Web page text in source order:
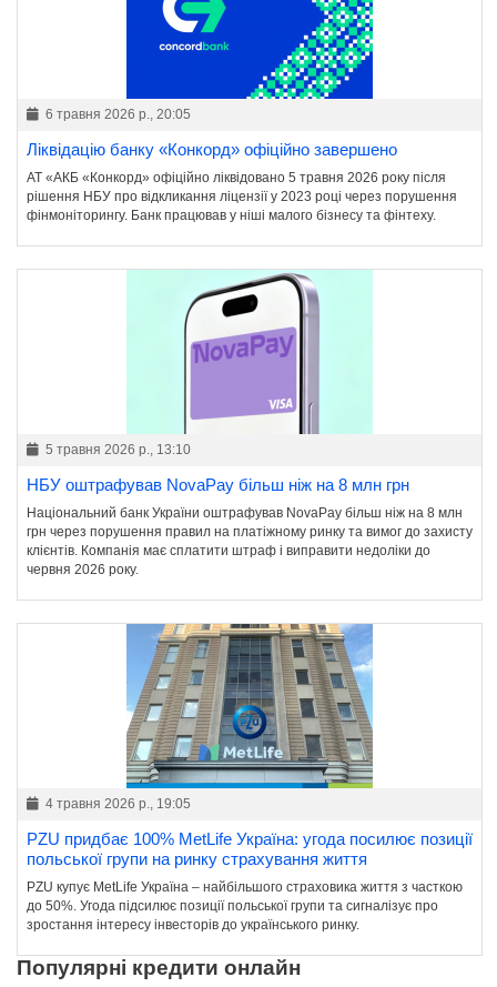
6 травня 2026 р., 20:05
Ліквідацію банку «Конкорд» офіційно завершено
АТ «АКБ «Конкорд» офіційно ліквідовано 5 травня 2026 року після
рішення НБУ про відкликання ліцензії у 2023 році через порушення
фінмоніторингу. Банк працював у ніші малого бізнесу та фінтеху.
5 травня 2026 р., 13:10
НБУ оштрафував NovaPay більш ніж на 8 млн грн
Національний банк України оштрафував NovaPay більш ніж на 8 млн
грн через порушення правил на платіжному ринку та вимог до захисту
клієнтів. Компанія має сплатити штраф і виправити недоліки до
червня 2026 року.
4 травня 2026 р., 19:05
PZU придбає 100% MetLife Україна: угода посилює позиції
польської групи на ринку страхування життя
PZU купує MetLife Україна – найбільшого страховика життя з часткою
до 50%. Угода підсилює позиції польської групи та сигналізує про
зростання інтересу інвесторів до українського ринку.
Популярні кредити онлайн